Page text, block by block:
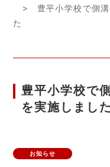
> 豊平小学校で側溝
た
豊平小学校で
を実施しました
お知らせ